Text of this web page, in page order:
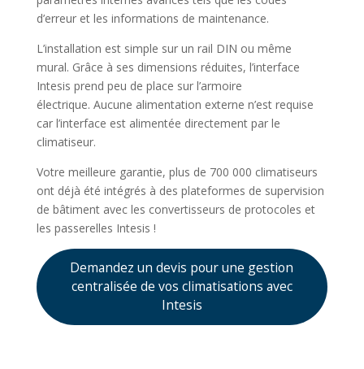
d’erreur et les informations de maintenance.
L’installation est simple sur un rail DIN ou même
mural. Grâce à ses dimensions réduites, l’interface
Intesis prend peu de place sur l’armoire
électrique. Aucune alimentation externe n’est requise
car l’interface est alimentée directement par le
climatiseur.
Votre meilleure garantie, plus de 700 000 climatiseurs
ont déjà été intégrés à des plateformes de supervision
de bâtiment avec les convertisseurs de protocoles et
les passerelles Intesis !
Demandez un devis pour une gestion
centralisée de vos climatisations avec
Intesis